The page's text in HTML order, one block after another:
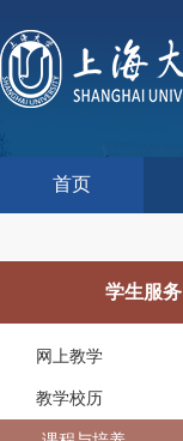
首页
学生服务
网上教学
教学校历